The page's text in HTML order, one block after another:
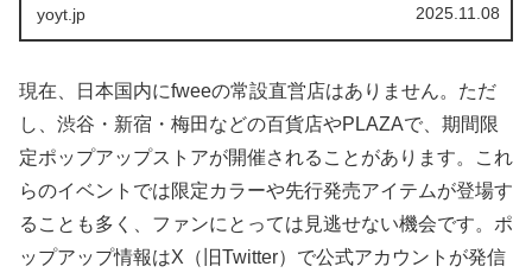
yoyt.jp 2025.11.08
現在、日本国内にfweeの常設直営店はありません。ただ
し、渋谷・新宿・梅田などの百貨店やPLAZAで、期間限
定ポップアップストアが開催されることがあります。これ
らのイベントでは限定カラーや先行発売アイテムが登場す
ることも多く、ファンにとっては見逃せない機会です。ポ
ップアップ情報はX（旧Twitter）で公式アカウントが発信